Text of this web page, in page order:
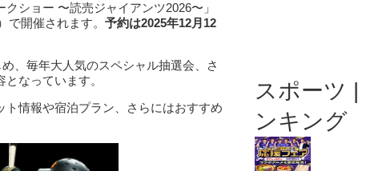
ショー 〜読売ジャイアンツ2026〜」
開催されます。 予約は2025年12月12
、毎年大人気のスペシャル抽選会、さ
なっています。
情報や宿泊プラン、さらにはおすすめ
スポーツ
ンキング